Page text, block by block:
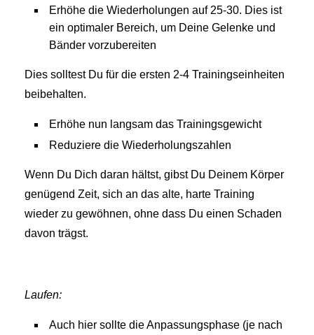
Erhöhe die Wiederholungen auf 25-30. Dies ist
ein optimaler Bereich, um Deine Gelenke und
Bänder vorzubereiten
Dies solltest Du für die ersten 2-4 Trainingseinheiten
beibehalten.
Erhöhe nun langsam das Trainingsgewicht
Reduziere die Wiederholungszahlen
Wenn Du Dich daran hältst, gibst Du Deinem Körper
genügend Zeit, sich an das alte, harte Training
wieder zu gewöhnen, ohne dass Du einen Schaden
davon trägst.
Laufen:
Auch hier sollte die Anpassungsphase (je nach